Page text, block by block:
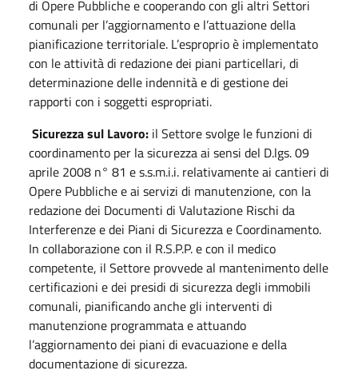
di Opere Pubbliche e cooperando con gli altri Settori
comunali per l’aggiornamento e l’attuazione della
pianificazione territoriale. L’esproprio è implementato
con le attività di redazione dei piani particellari, di
determinazione delle indennità e di gestione dei
rapporti con i soggetti espropriati.
Sicurezza sul Lavoro: il Settore svolge le funzioni di
coordinamento per la sicurezza ai sensi del D.lgs. 09
aprile 2008 n° 81 e s.s.m.i.i. relativamente ai cantieri di
Opere Pubbliche e ai servizi di manutenzione, con la
redazione dei Documenti di Valutazione Rischi da
Interferenze e dei Piani di Sicurezza e Coordinamento.
In collaborazione con il R.S.P.P. e con il medico
competente, il Settore provvede al mantenimento delle
certificazioni e dei presidi di sicurezza degli immobili
comunali, pianificando anche gli interventi di
manutenzione programmata e attuando
l’aggiornamento dei piani di evacuazione e della
documentazione di sicurezza.